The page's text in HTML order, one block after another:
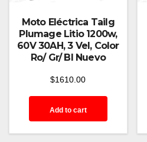
Moto Eléctrica Tailg
Plumage Litio 1200w,
60V 30AH, 3 Vel, Color
Ro/ Gr/ Bl Nuevo
$1610.00
Add to cart